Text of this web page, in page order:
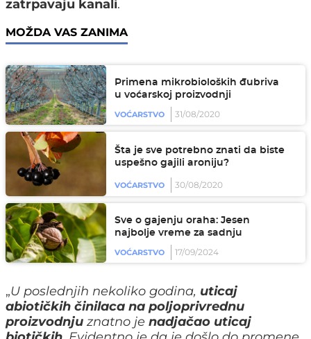
zatrpavaju kanali.
MOŽDA VAS ZANIMA
Primena mikrobioloških đubriva
u voćarskoj proizvodnji
VOĆARSTVO 31/08/2020
Šta je sve potrebno znati da biste
uspešno gajili aroniju?
VOĆARSTVO 30/08/2020
Sve o gajenju oraha: Jesen
najbolje vreme za sadnju
VOĆARSTVO 17/09/2024
„U poslednjih nekoliko godina, uticaj
abiotičkih činilaca na poljoprivrednu
proizvodnju znatno je nadjačao uticaj